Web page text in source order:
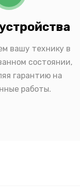
вашу технику в
состоянии,
гарантию на
работы.